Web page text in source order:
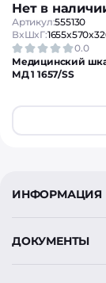
Нет в
Артикул:555130
ВxШxГ:
0.0
Медицинский
МД 1 1657/SS
ИНФОРМАЦИЯ
ДОКУМЕНТЫ